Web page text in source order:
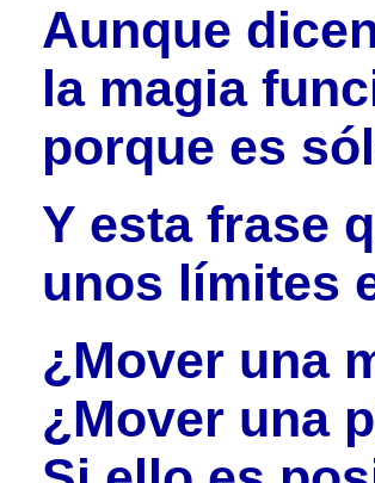
Aunque
la magia
porque es
Y esta frase
unos límites
¿Mover una
¿Mover una